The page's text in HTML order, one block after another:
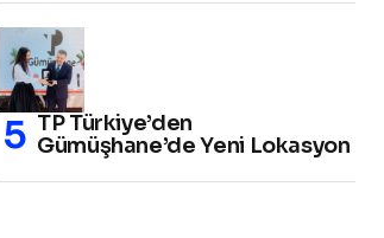
TP Türkiye’den
Gümüşhane’de Yeni Lokasyon